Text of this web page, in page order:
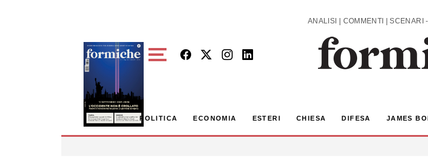
POLITICA ECONOMIA ESTERI CHIESA DIFESA JAMES